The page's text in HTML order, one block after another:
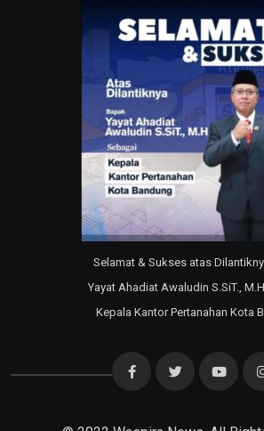
Selamat & Sukses atas
Yayat Ahadiat Awaludin S.SiT.,
Kepala Kantor Pertanahan Kota